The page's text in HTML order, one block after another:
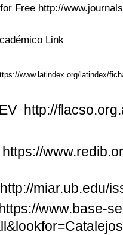
Free http://
Link
www.latindex.org/latindex/
http://
https://
http://miar.ub.edu/
https://www.base-